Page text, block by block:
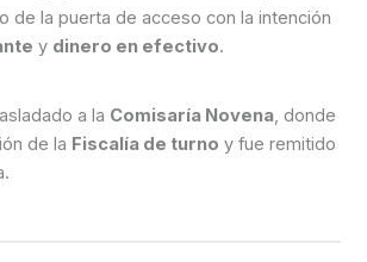
de la puerta de acceso con la intención
y dinero en efectivo.
a la Comisaría Novena, donde
de la Fiscalía de turno y fue remitido